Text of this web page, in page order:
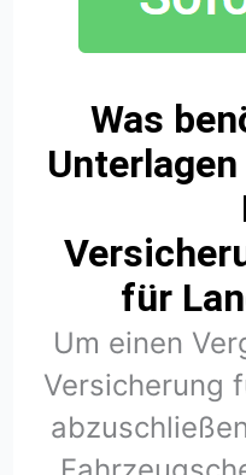
Was
für
Um einen
Versicherung